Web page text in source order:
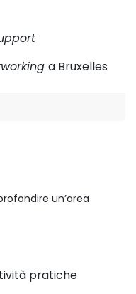
a Bruxelles
un’area
pratiche